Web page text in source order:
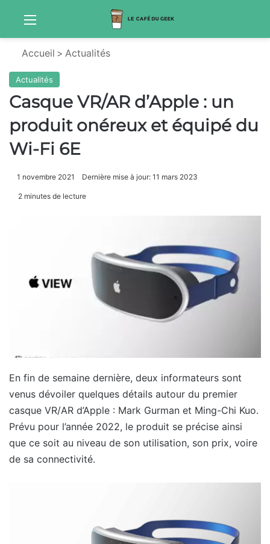
Menu
Accueil > Actualités
Actualités
Casque VR/AR d’Apple : un
produit onéreux et équipé du
Wi-Fi 6E
1 novembre 2021 Dernière mise à jour: 11 mars 2023
2 minutes de lecture
En fin de semaine dernière, deux informateurs sont
venus dévoiler quelques détails autour du premier
casque VR/AR d’Apple : Mark Gurman et Ming-Chi Kuo.
Prévu pour l’année 2022, le produit se précise ainsi
que ce soit au niveau de son utilisation, son prix, voire
de sa connectivité.